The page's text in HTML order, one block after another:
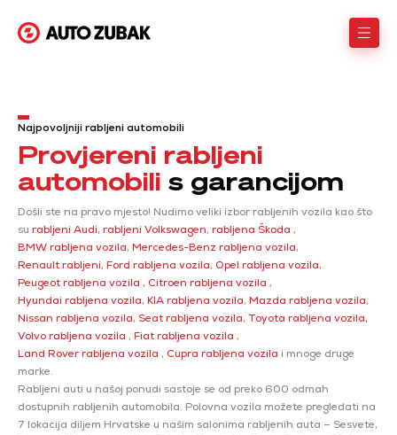
Provjereni rabljeni
automobili s garancijom
Došli ste na pravo mjesto! Nudimo veliki izbor rabljenih vozila kao što
su rabljeni Audi, rabljeni Volkswagen, rabljena Škoda ,
BMW rabljena vozila, Mercedes-Benz rabljena vozila,
Renault rabljeni, Ford rabljena vozila, Opel rabljena vozila,
Peugeot rabljena vozila , Citroen rabljena vozila ,
Hyundai rabljena vozila, KIA rabljena vozila, Mazda rabljena vozila,
Nissan rabljena vozila, Seat rabljena vozila, Toyota rabljena vozila,
Volvo rabljena vozila , Fiat rabljena vozila ,
Land Rover rabljena vozila , Cupra rabljena vozila i mnoge druge
marke.
Rabljeni auti u našoj ponudi sastoje se od preko 600 odmah
dostupnih rabljenih automobila. Polovna vozila možete pregledati na
7 lokacija diljem Hrvatske u našim salonima rabljenih auta – Sesvete,
Najpovoljniji rabljeni automobili